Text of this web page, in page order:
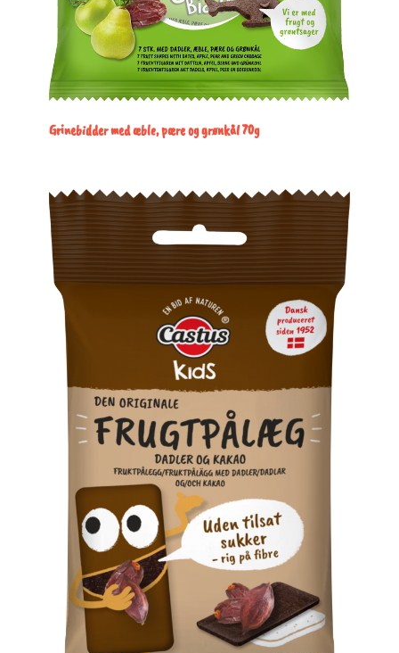
Grinebidder med æble, pære og grønkål 70g